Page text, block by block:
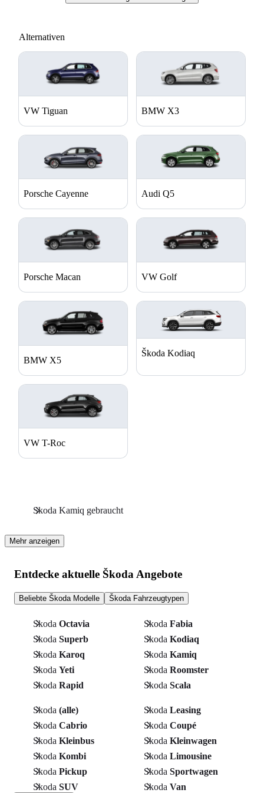
Alternativen
VW Tiguan BMW X3
Porsche Cayenne Audi Q5
Porsche Macan VW Golf
BMW X5
Škoda Kodiaq
VW T-Roc
Skoda Kamiq gebraucht
Mehr anzeigen
Entdecke aktuelle Škoda Angebote
Beliebte Škoda Modelle Škoda Fahrzeugtypen
Skoda Octavia Skoda Fabia
Skoda Superb Skoda Kodiaq
Skoda Karoq Skoda Kamiq
Skoda Yeti Skoda Roomster
Skoda Rapid Skoda Scala
Skoda (alle) Skoda Leasing
Skoda Cabrio Skoda Coupé
Skoda Kleinbus Skoda Kleinwagen
Skoda Kombi Skoda Limousine
Skoda Pickup Skoda Sportwagen
Skoda SUV Skoda Van